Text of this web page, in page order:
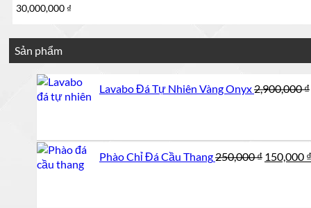
30,000,000 ₫
Sản phẩm
Lavabo Đá Tự Nhiên Vàng Onyx2,900,000₫
Phào Chỉ Đá Cầu Thang250,000₫ Giá
150,000 ₫